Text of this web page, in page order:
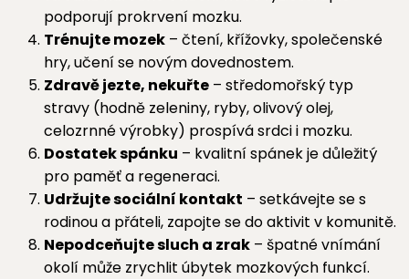
podporují prokrvení mozku.
Trénujte mozek – čtení, křížovky, společenské
hry, učení se novým dovednostem.
Zdravě jezte, nekuřte – středomořský typ
stravy (hodně zeleniny, ryby, olivový olej,
celozrnné výrobky) prospívá srdci i mozku.
Dostatek spánku – kvalitní spánek je důležitý
pro paměť a regeneraci.
Udržujte sociální kontakt – setkávejte se s
rodinou a přáteli, zapojte se do aktivit v komunitě.
Nepodceňujte sluch a zrak – špatné vnímání
okolí může zrychlit úbytek mozkových funkcí.